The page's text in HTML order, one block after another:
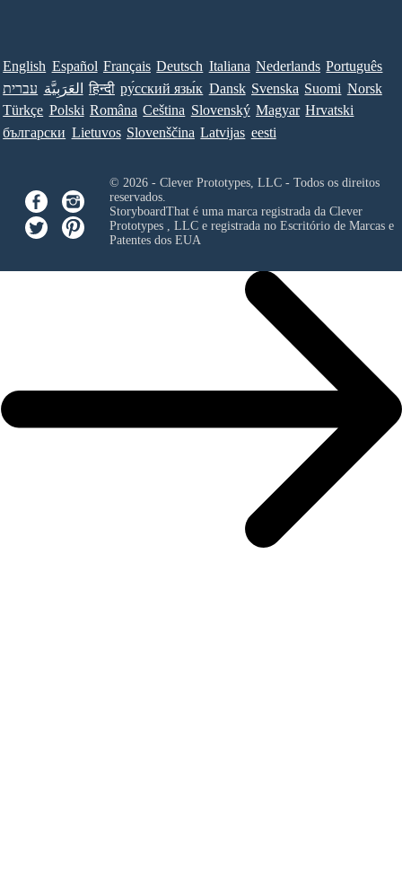
English Español Français Deutsch Italiana Nederlands Português
עברית العَرَبِيَّة हिन्दी ру́сский язы́к Dansk Svenska Suomi Norsk
Türkçe Polski Româna Ceština Slovenský Magyar Hrvatski
български Lietuvos Slovenščina Latvijas eesti
© 2026 - Clever Prototypes, LLC - Todos os direitos
reservados.
StoryboardThat é uma marca registrada da Clever
Prototypes , LLCe registrada no Escritório de Marcas e
Patentes dos EUA